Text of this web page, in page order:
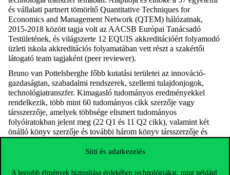
Süti és adatkezelés
A legjobb élmények biztosítása érdekében technológiákat, mint például
és vállalati partnert tömörítő Quantitative Techniques for
Economics and Management Network (QTEM) hálózatnak,
2015-2018 között tagja volt az AACSB Európai Tanácsadó
Testületének, és világszerte 12 EQUIS akkreditációért folyamodó
üzleti iskola akkreditációs folyamatában vett részt a szakértői
látogató team tagjaként (peer reviewer).
Bruno van Pottelsberghe főbb kutatási területei az innováció-
gazdaságtan, szabadalmi rendszerek, szellemi tulajdonjogok,
technológiatranszfer. Kimagasló tudományos eredményekkel
rendelkezik, több mint 60 tudományos cikk szerzője vagy
társszerzője, amelyek többsége elismert tudományos
folyóiratokban jelent meg (22 Q1 és 11 Q2 cikk), valamint két
önálló könyv szerzője és további három könyv társszerzője és
mester- és Executive MBA képzésben, továbbá 11 PhD hallgatója
disszertációja készül a témavezetése alatt. A tudományos életen